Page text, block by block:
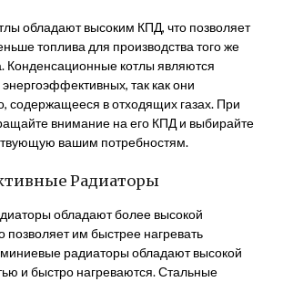
обладают высоким КПД, что позволяет
топлива для производства того же
Конденсационные котлы являются
так как они
содержащееся в отходящих газах. При
внимание на его КПД и выбирайте
вашим потребностям.
Радиаторы
обладают более высокой
позволяет им быстрее нагревать
радиаторы обладают высокой
и быстро нагреваются. Стальные